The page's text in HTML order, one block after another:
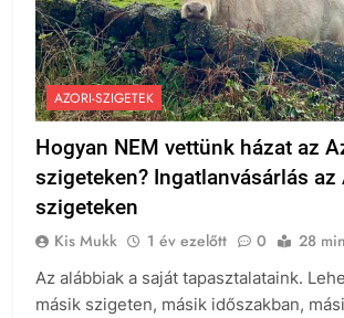
AZORI-SZIGETEK
Hogyan NEM vettünk házat az
szigeteken? Ingatlanvásárlás az
szigeteken
Kis Mukk 1 év ezelőtt 0 28
Az alábbiak a saját tapasztalataink.
másik szigeten, másik időszakban,